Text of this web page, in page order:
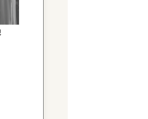
けると「点」「線」「面」の3種
法や、毛材の組み合わせでヘアスタ
毛髪は立体的な毛色はもちろん、「
らかい」など、自髪との区別がつ
想のスタイルを実現します。